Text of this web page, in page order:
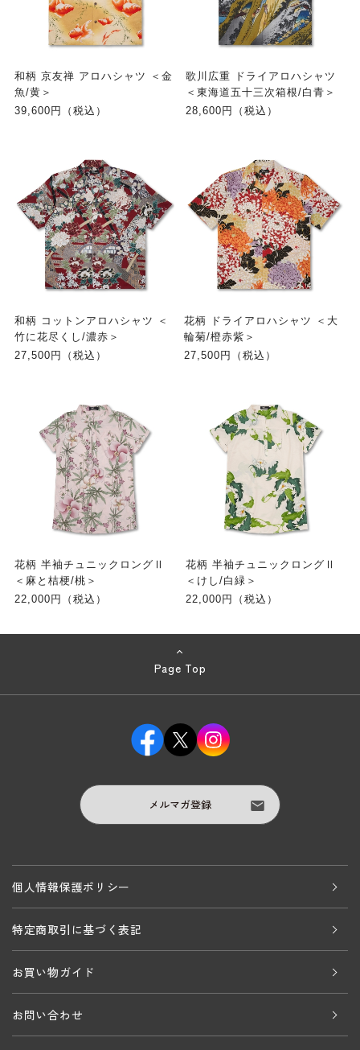
和柄 京友禅 アロハシャツ ＜金
魚/黄＞
39,600円（税込）
歌川広重 ドライアロハシャツ
＜東海道五十三次箱根/白青＞
28,600円（税込）
和柄 コットンアロハシャツ ＜
竹に花尽くし/濃赤＞
27,500円（税込）
花柄 ドライアロハシャツ ＜大
輪菊/橙赤紫＞
27,500円（税込）
花柄 半袖チュニックロングⅡ
＜麻と桔梗/桃＞
22,000円（税込）
花柄 半袖チュニックロングⅡ
＜けし/白緑＞
22,000円（税込）
Page Top
メルマガ登録
個人情報保護ポリシー
特定商取引に基づく表記
お買い物ガイド
お問い合わせ